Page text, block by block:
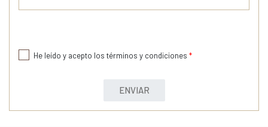
He leído y acepto los términos y condiciones *
ENVIAR